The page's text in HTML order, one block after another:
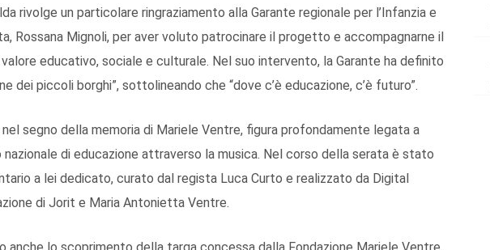
rivolge un particolare ringraziamento alla Garante regionale per l’Infanzia e
Rossana Mignoli, per aver voluto patrocinare il progetto e accompagnarne il
educativo, sociale e culturale. Nel suo intervento, la Garante ha definito
dei piccoli borghi”, sottolineando che “dove c’è educazione, c’è futuro”.
nel segno della memoria di Mariele Ventre, figura profondamente legata a
nazionale di educazione attraverso la musica. Nel corso della serata è stato
a lei dedicato, curato dal regista Luca Curto e realizzato da Digital
di Jorit e Maria Antonietta Ventre.